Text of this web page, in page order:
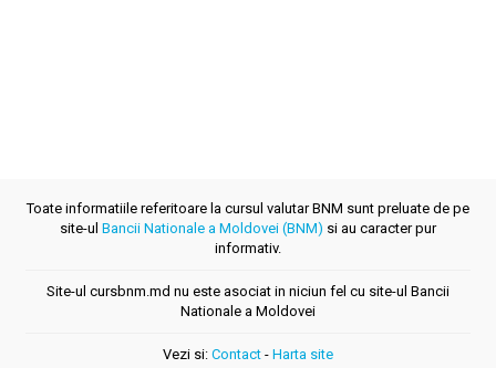
Toate informatiile referitoare la cursul valutar BNM sunt preluate de pe
site-ul Bancii Nationale a Moldovei (BNM) si au caracter pur
informativ.
Site-ul cursbnm.md nu este asociat in niciun fel cu site-ul Bancii
Nationale a Moldovei
Vezi si: Contact - Harta site